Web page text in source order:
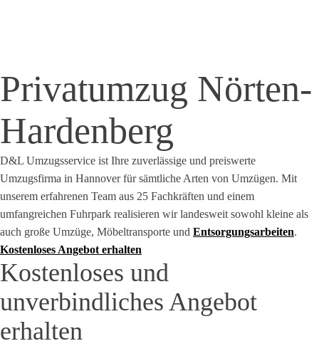
Privatumzug Nörten-
Hardenberg
D&L Umzugsservice ist Ihre zuverlässige und preiswerte
Umzugsfirma in Hannover für sämtliche Arten von Umzügen. Mit
unserem erfahrenen Team aus 25 Fachkräften und einem
umfangreichen Fuhrpark realisieren wir landesweit sowohl kleine als
auch große Umzüge, Möbeltransporte und Entsorgungsarbeiten.
Kostenloses Angebot erhalten
Kostenloses und
unverbindliches Angebot
erhalten